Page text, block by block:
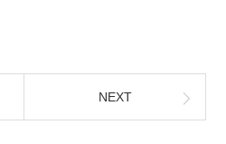
NEXT